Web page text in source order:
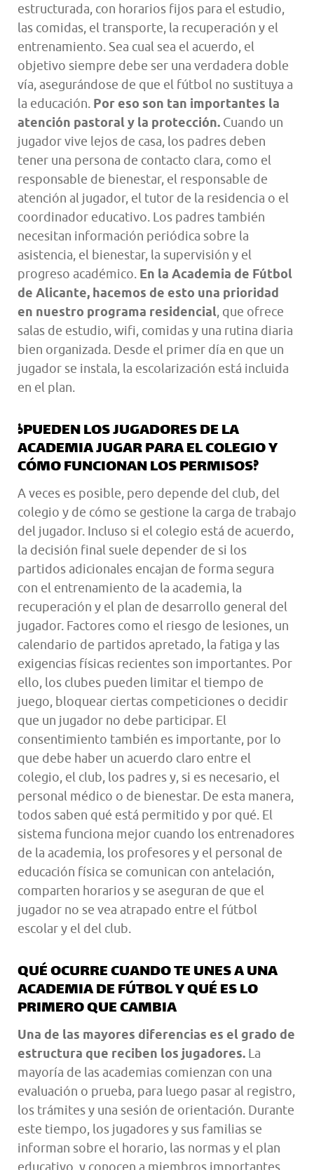
estructurada, con horarios fijos para el estudio,
las comidas, el transporte, la recuperación y el
entrenamiento. Sea cual sea el acuerdo, el
objetivo siempre debe ser una verdadera doble
vía, asegurándose de que el fútbol no sustituya a
la educación. Por eso son tan importantes la
atención pastoral y la protección. Cuando un
jugador vive lejos de casa, los padres deben
tener una persona de contacto clara, como el
responsable de bienestar, el responsable de
atención al jugador, el tutor de la residencia o el
coordinador educativo. Los padres también
necesitan información periódica sobre la
asistencia, el bienestar, la supervisión y el
progreso académico. En la Academia de Fútbol
de Alicante, hacemos de esto una prioridad
en nuestro programa residencial, que ofrece
salas de estudio, wifi, comidas y una rutina diaria
bien organizada. Desde el primer día en que un
jugador se instala, la escolarización está incluida
en el plan.
¿PUEDEN LOS JUGADORES DE LA
ACADEMIA JUGAR PARA EL COLEGIO Y
CÓMO FUNCIONAN LOS PERMISOS?
A veces es posible, pero depende del club, del
colegio y de cómo se gestione la carga de trabajo
del jugador. Incluso si el colegio está de acuerdo,
la decisión final suele depender de si los
partidos adicionales encajan de forma segura
con el entrenamiento de la academia, la
recuperación y el plan de desarrollo general del
jugador. Factores como el riesgo de lesiones, un
calendario de partidos apretado, la fatiga y las
exigencias físicas recientes son importantes. Por
ello, los clubes pueden limitar el tiempo de
juego, bloquear ciertas competiciones o decidir
que un jugador no debe participar. El
consentimiento también es importante, por lo
que debe haber un acuerdo claro entre el
colegio, el club, los padres y, si es necesario, el
personal médico o de bienestar. De esta manera,
todos saben qué está permitido y por qué. El
sistema funciona mejor cuando los entrenadores
de la academia, los profesores y el personal de
educación física se comunican con antelación,
comparten horarios y se aseguran de que el
jugador no se vea atrapado entre el fútbol
escolar y el del club.
QUÉ OCURRE CUANDO TE UNES A UNA
ACADEMIA DE FÚTBOL Y QUÉ ES LO
PRIMERO QUE CAMBIA
Una de las mayores diferencias es el grado de
estructura que reciben los jugadores. La
mayoría de las academias comienzan con una
evaluación o prueba, para luego pasar al registro,
los trámites y una sesión de orientación. Durante
este tiempo, los jugadores y sus familias se
informan sobre el horario, las normas y el plan
educativo, y conocen a miembros importantes